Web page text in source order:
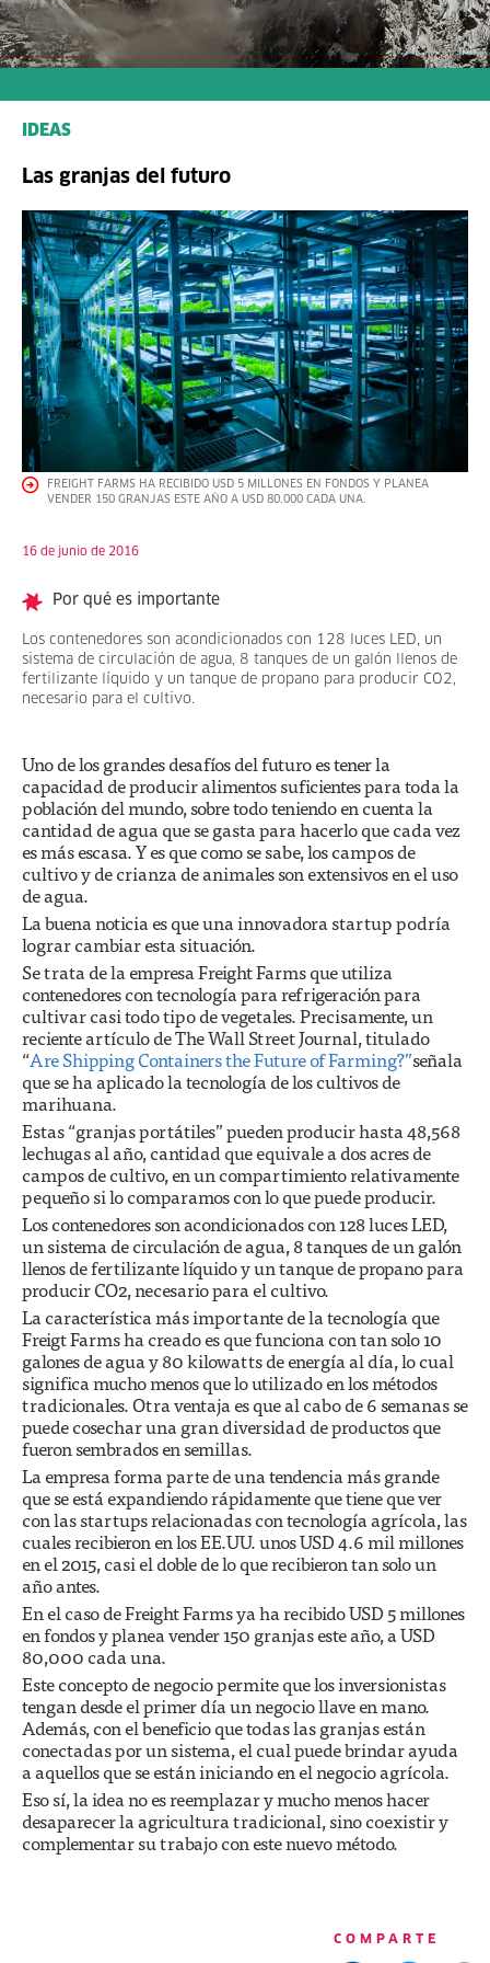
IDEAS
Las granjas del futuro
FREIGHT FARMS HA RECIBIDO USD 5 MILLONES EN FONDOS Y PLANEA
VENDER 150 GRANJAS ESTE AÑO A USD 80,000 CADA UNA.
16 de junio de 2016
Por qué es importante
Los contenedores son acondicionados con 128 luces LED, un
sistema de circulación de agua, 8 tanques de un galón llenos de
fertilizante líquido y un tanque de propano para producir CO2,
necesario para el cultivo.
Uno de los grandes desafíos del futuro es tener la
capacidad de producir alimentos suficientes para toda la
población del mundo, sobre todo teniendo en cuenta la
cantidad de agua que se gasta para hacerlo que cada vez
es más escasa. Y es que como se sabe, los campos de
cultivo y de crianza de animales son extensivos en el uso
de agua.
La buena noticia es que una innovadora startup podría
lograr cambiar esta situación.
Se trata de la empresa Freight Farms que utiliza
contenedores con tecnología para refrigeración para
cultivar casi todo tipo de vegetales. Precisamente, un
reciente artículo de The Wall Street Journal, titulado
“Are Shipping Containers the Future of Farming?”señala
que se ha aplicado la tecnología de los cultivos de
marihuana.
Estas “granjas portátiles” pueden producir hasta 48,568
lechugas al año, cantidad que equivale a dos acres de
campos de cultivo, en un compartimiento relativamente
pequeño si lo comparamos con lo que puede producir.
Los contenedores son acondicionados con 128 luces LED,
un sistema de circulación de agua, 8 tanques de un galón
llenos de fertilizante líquido y un tanque de propano para
producir CO2, necesario para el cultivo.
La característica más importante de la tecnología que
Freigt Farms ha creado es que funciona con tan solo 10
galones de agua y 80 kilowatts de energía al día, lo cual
significa mucho menos que lo utilizado en los métodos
tradicionales. Otra ventaja es que al cabo de 6 semanas se
puede cosechar una gran diversidad de productos que
fueron sembrados en semillas.
La empresa forma parte de una tendencia más grande
que se está expandiendo rápidamente que tiene que ver
con las startups relacionadas con tecnología agrícola, las
cuales recibieron en los EE.UU. unos USD 4.6 mil millones
en el 2015, casi el doble de lo que recibieron tan solo un
año antes.
En el caso de Freight Farms ya ha recibido USD 5 millones
en fondos y planea vender 150 granjas este año, a USD
80,000 cada una.
Este concepto de negocio permite que los inversionistas
tengan desde el primer día un negocio llave en mano.
Además, con el beneficio que todas las granjas están
conectadas por un sistema, el cual puede brindar ayuda
a aquellos que se están iniciando en el negocio agrícola.
Eso sí, la idea no es reemplazar y mucho menos hacer
desaparecer la agricultura tradicional, sino coexistir y
complementar su trabajo con este nuevo método.
COMPARTE